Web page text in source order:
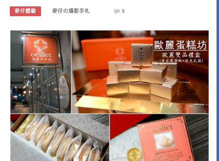
麥仔體驗 麥仔の攝影手札 3